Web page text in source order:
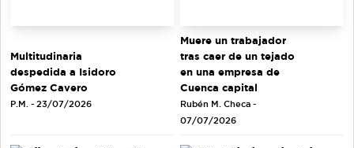
Multitudinaria
despedida a Isidoro
Gómez Cavero
P.M. - 23/07/2026
Muere un trabajador
tras caer de un tejado
en una empresa de
Cuenca capital
Rubén M. Checa -
07/07/2026